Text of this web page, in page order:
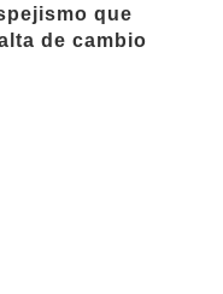
que
de cambio